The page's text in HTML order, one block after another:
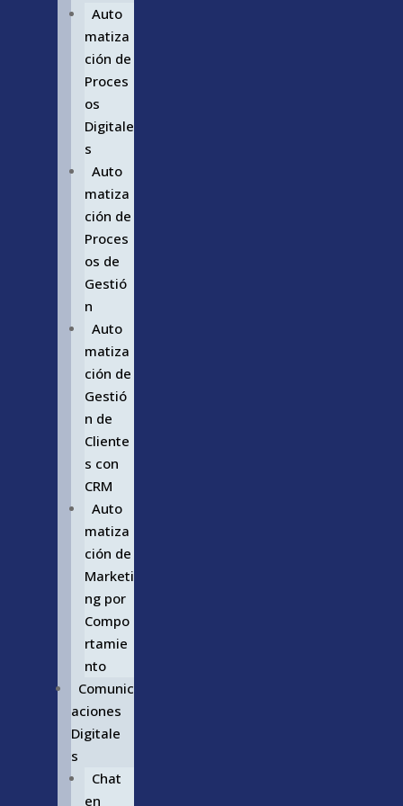
Auto
matiza
ción de
Proces
os
Digitale
s
Auto
matiza
ción de
Proces
os de
Gestió
n
Auto
matiza
ción de
Gestió
n de
Cliente
s con
CRM
Auto
matiza
ción de
Marketi
ng por
Compo
rtamie
nto
Comunic
aciones
Digitale
s
Chat
en